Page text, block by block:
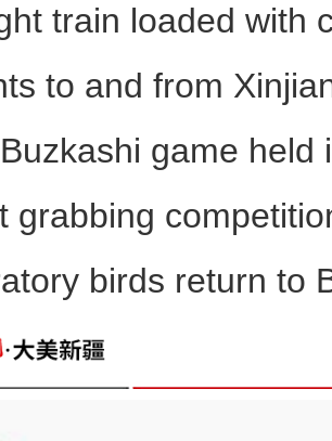
train loaded with
to and from
game held
grabbing
birds return to